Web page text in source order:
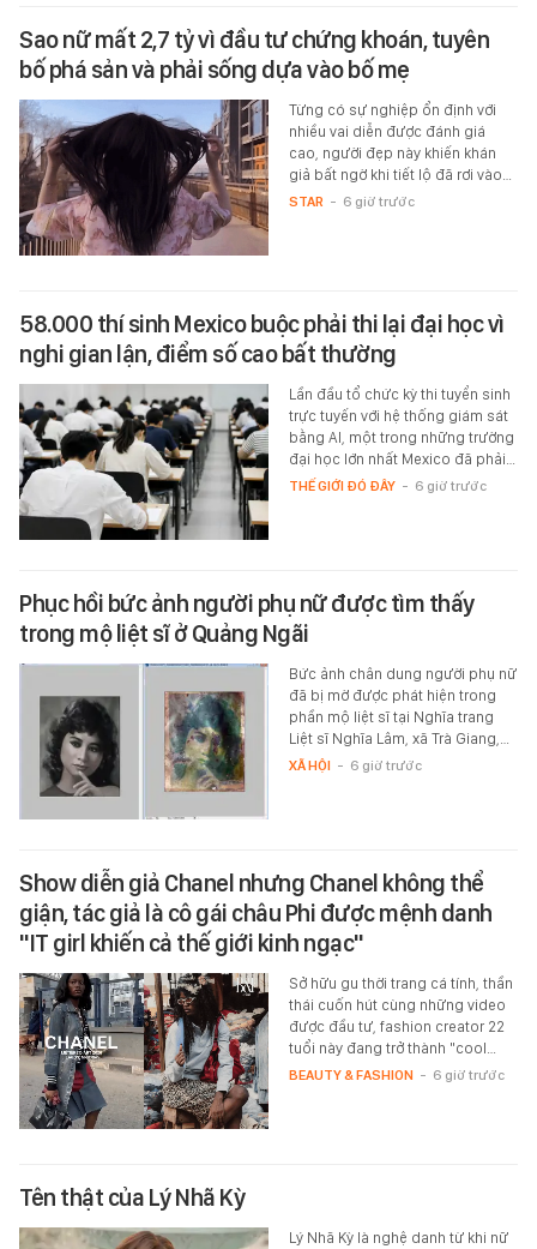
Sao nữ mất 2,7 tỷ vì đầu tư chứng khoán, tuyên
bố phá sản và phải sống dựa vào bố mẹ
Từng có sự nghiệp ổn định với
nhiều vai diễn được đánh giá
cao, người đẹp này khiến khán
giả bất ngờ khi tiết lộ đã rơi vào…
STAR - 6 giờ trước
58.000 thí sinh Mexico buộc phải thi lại đại học vì
nghi gian lận, điểm số cao bất thường
Lần đầu tổ chức kỳ thi tuyển sinh
trực tuyến với hệ thống giám sát
bằng AI, một trong những trường
đại học lớn nhất Mexico đã phải…
THẾ GIỚI ĐÓ ĐÂY - 6 giờ trước
Phục hồi bức ảnh người phụ nữ được tìm thấy
trong mộ liệt sĩ ở Quảng Ngãi
Bức ảnh chân dung người phụ nữ
đã bị mờ được phát hiện trong
phần mộ liệt sĩ tại Nghĩa trang
Liệt sĩ Nghĩa Lâm, xã Trà Giang,…
XÃ HỘI - 6 giờ trước
Show diễn giả Chanel nhưng Chanel không thể
giận, tác giả là cô gái châu Phi được mệnh danh
"IT girl khiến cả thế giới kinh ngạc"
Sở hữu gu thời trang cá tính, thần
thái cuốn hút cùng những video
được đầu tư, fashion creator 22
tuổi này đang trở thành "cool…
BEAUTY & FASHION - 6 giờ trước
Tên thật của Lý Nhã Kỳ
Lý Nhã Kỳ là nghệ danh từ khi nữ